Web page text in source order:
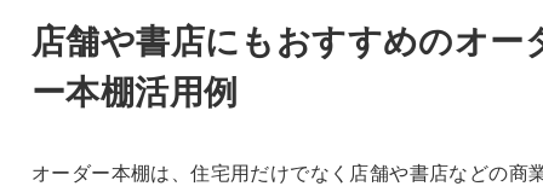
店舗や書店にもおすすめのオー
ー本棚活用例
オーダー本棚は、住宅用だけでなく店舗や書店などの商